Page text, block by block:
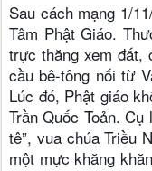
Sau cách mạng 1/
Tâm Phật Giáo.
trực thăng xem đất,
cầu bê-tông nối từ
Lúc đó, Phật giáo
Trần Quốc Toản.
tê”, vua chúa Triều
một mực khăng